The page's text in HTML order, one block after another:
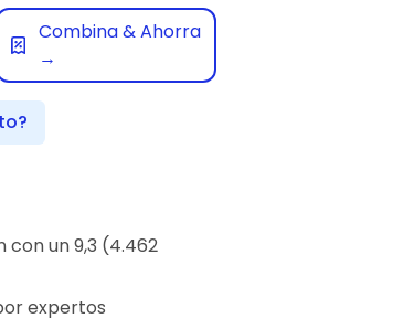
Combina & Ahorra
→
con un 9,3 (4.462
expertos